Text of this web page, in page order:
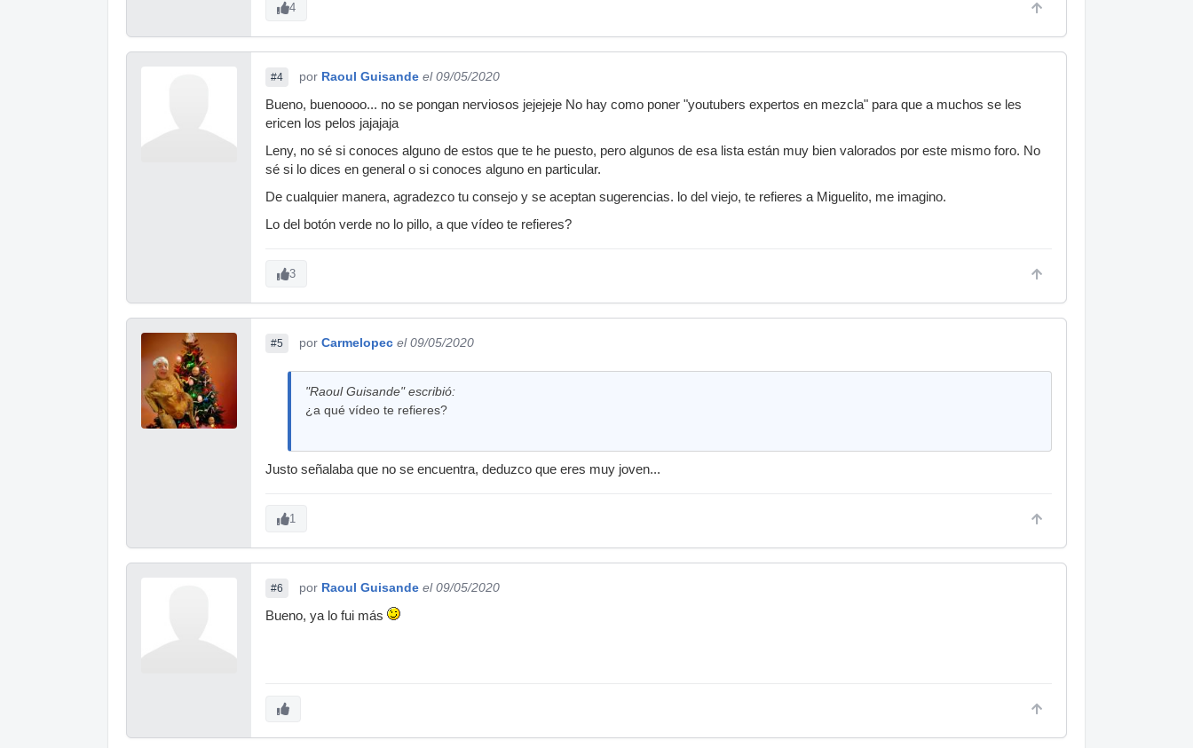
4
#4 por Raoul Guisande el 09/05/2020
Bueno, buenoooo... no se pongan nerviosos jejejeje No hay como poner "youtubers expertos en mezcla" para que a muchos se les
ericen los pelos jajajaja
Leny, no sé si conoces alguno de estos que te he puesto, pero algunos de esa lista están muy bien valorados por este mismo foro. No
sé si lo dices en general o si conoces alguno en particular.
De cualquier manera, agradezco tu consejo y se aceptan sugerencias. lo del viejo, te refieres a Miguelito, me imagino.
Lo del botón verde no lo pillo, a que vídeo te refieres?
3
#5 por Carmelopec el 09/05/2020
"Raoul Guisande" escribió:
¿a qué vídeo te refieres?
Justo señalaba que no se encuentra, deduzco que eres muy joven...
1
#6 por Raoul Guisande el 09/05/2020
Bueno, ya lo fui más